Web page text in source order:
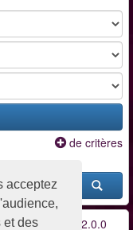
acceptez
et des
de critères
Partenaires v2.0.0